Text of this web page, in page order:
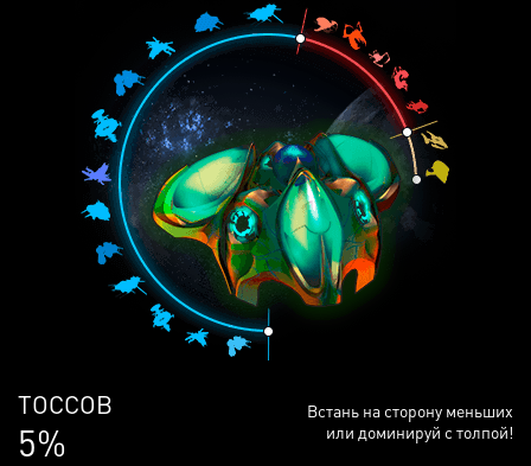
ЛЮДЕЙ
68%
Встань на сторону меньших
или доминируй с толпой!